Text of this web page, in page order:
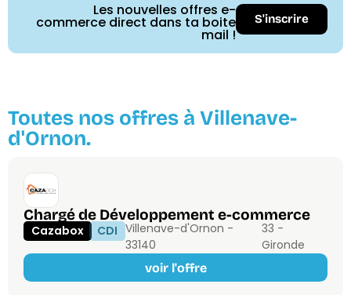
Les nouvelles offres e-
commerce direct dans ta boite
mail !
S'inscrire
Toutes nos offres à Villenave-
d'Ornon.
Chargé de Développement e-commerce
Cazabox CDI Villenave-d'Ornon -
33140
33 -
Gironde
voir l'offre